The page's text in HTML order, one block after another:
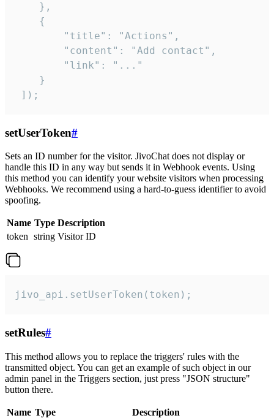
    },
    {
        "title": "Actions",
        "content": "Add contact",
        "link": "..."
    }
]);
setUserToken#
Sets an ID number for the visitor. JivoChat does not display or
handle this ID in any way but sends it in Webhook events. Using
this method you can identify your website visitors when processing
Webhooks. We recommend using a hard-to-guess identifier to avoid
spoofing.
Name Type Description
token string Visitor ID
jivo_api.setUserToken(token);
setRules#
This method allows you to replace the triggers' rules with the
transmitted object. You can get an example of such object in our
admin panel in the Triggers section, just press "JSON structure"
button there.
Name Type
Description